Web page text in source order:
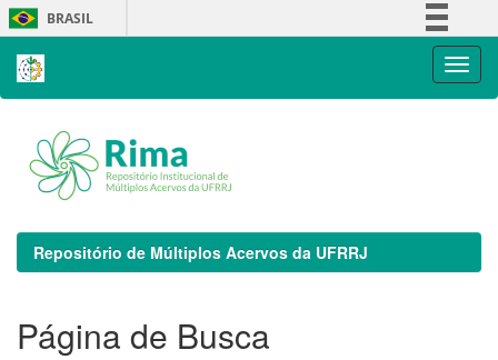
Skip
navigation
BRASIL
Repositório de Múltiplos Acervos da UFRRJ
Página de Busca